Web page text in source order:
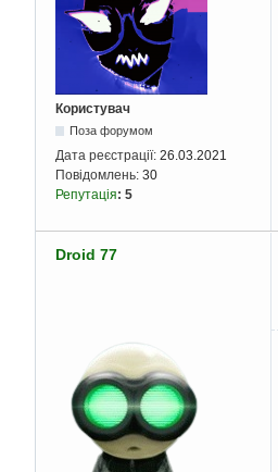
Користувач
Поза форумом
Дата реєстрації: 26.03.2021
Повідомлень: 30
Репутація: 5
Droid 77